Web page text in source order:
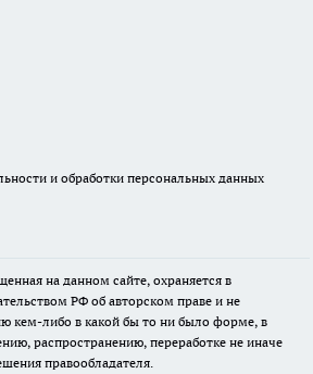
и обработки персональных данных
на данном сайте, охраняется в
РФ об авторском праве и не
кем-либо в какой бы то ни было форме, в
распространению, переработке не иначе
правообладателя.